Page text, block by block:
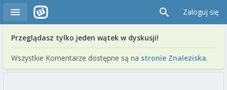
Zaloguj się
Przeglądasz tylko jeden wątek w dyskusji!
Wszystkie Komentarze dostępne są na stronie Znaleziska.